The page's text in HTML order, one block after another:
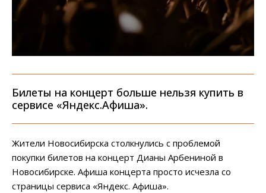
Билеты на концерт больше нельзя купить в
сервисе «Яндекс.Афиша».
Жители Новосибирска столкнулись с проблемой
покупки билетов на концерт Дианы Арбениной в
Новосибирске. Афиша концерта просто исчезла со
страницы сервиса «Яндекс. Афиша».